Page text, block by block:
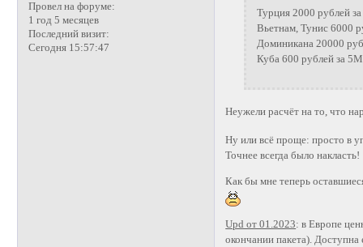
Провел на форуме:
1 год 5 месяцев
Последний визит:
Сегодня 15:57:47
Турция 2000 рублей
Вьетнам, Тунис 6000
Доминикана 20000
Куба 600 рублей за
Неужели расчёт на то, что
Ну или всё проще: просто в
Точнее всегда было накласть!
Как бы мне теперь
Upd от 01.2023: в Европе
окончании пакета).